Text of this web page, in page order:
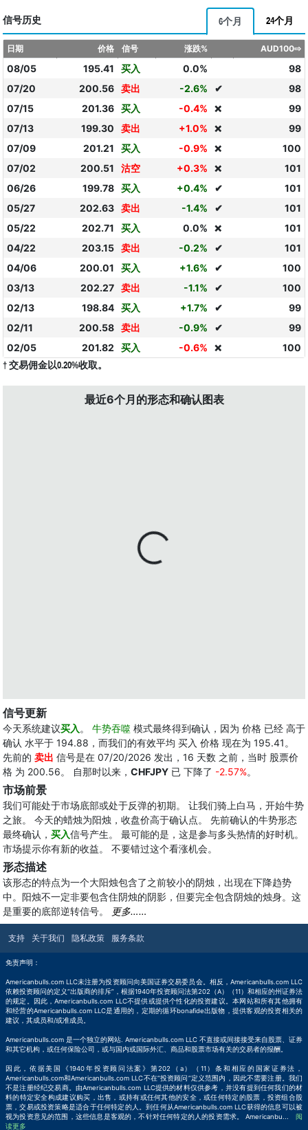
信号历史 6个月 24个月
日期 价格 信号 涨跌% AUD100⇨
08/05 195.41 买入 0.0%
98
07/20
200.56 卖出 -2.6% ✔
98
07/15
201.36 买入 -0.4% ❌
99
07/13
199.30 卖出 +1.0% ❌
99
07/09
201.21 买入 -0.9% ❌
100
07/02
200.51 沽空 +0.3% ❌
101
06/26
199.78 买入 +0.4% ✔
101
05/27
202.63 卖出 -1.4% ✔
101
05/22
202.71 买入 0.0% ❌
101
04/22
203.15 卖出 -0.2% ✔
101
04/06
200.01 买入 +1.6% ✔
100
03/13
202.27 卖出 -1.1% ✔
100
02/13
198.84 买入 +1.7% ✔
99
02/11
200.58 卖出 -0.9% ✔
99
02/05
201.82 买入 -0.6% ❌ 100
† 交易佣金以0.20%收取。
最近6个月的形态和确认图表
信号更新
今天系统建议买入 。 牛势吞噬 模式最终得到确认，因为 价格 已经 高于
确认 水平于 194.88，而我们的有效平均 买入 价格 现在为 195.41。
先前的 卖出 信号是在 07/20/2026 发出，16 天数 之前，当时 股票价
格 为 200.56。 自那时以来， CHFJPY 已 下降了 -2.57%。
市场前景
我们可能处于市场底部或处于反弹的初期。 让我们骑上白马，开始牛势
之旅。 今天的蜡烛为阳烛，收盘价高于确认点。 先前确认的牛势形态
最终确认， 买入信号产生。 最可能的是，这是参与多头热情的好时机。
市场提示你有新的收益。 不要错过这个看涨机会。
形态描述
该形态的特点为一个大阳烛包含了之前较小的阴烛，出现在下降趋势
中。阳烛不一定非要包含住阴烛的阴影，但要完全包含阴烛的烛身。这
是重要的底部逆转信号。
更多……
支持 关于我们 隐私政策 服务条款
免责声明：
Americanbulls.com LLC未注册为投资顾问向美国证券交易委员会。相反，Americanbulls.com LLC
依赖投资顾问的定义“出版商的排斥”，根据1940年投资顾问法第202（A）（11）和相应的州证券法
的规定。因此，Americanbulls.com LLC不提供或提供个性化的投资建议。本网站和所有其他拥有
和经营的Americanbulls.com LLC是通用的，定期的循环bonafide出版物，提供客观的投资相关的
建议，其成员和/或准成员。
Americanbulls.com 是一个独立的网站. Americanbulls.com LLC 不直接或间接接受来自股票、证券
和其它机构，或任何保险公司，或与国内或国际外汇、商品和股票市场有关的交易者的报酬。
因此，依据美国《1940年投资顾问法案》第202（a）（11）条和相应的国家证券法，
Americanbulls.com和Americanbulls.com LLC不在“投资顾问”定义范围内，因此不需要注册。我们
不是注册经纪交易商。由Americanbulls.com LLC提供的材料仅供参考，并没有提到任何我们的材
料的特定安全构成建议购买，出售，或持有或任何其他的安全，或任何特定的股票，投资组合股
票，交易或投资策略是适合于任何特定的人。到任何从Americanbulls.com LLC获得的信息可以被
视为投资意见的范围，这些信息是客观的，不针对任何特定的人的投资需求。 Americanbu
阅
读更多